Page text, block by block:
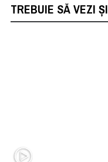
TREBUIE SĂ VEZI ȘI